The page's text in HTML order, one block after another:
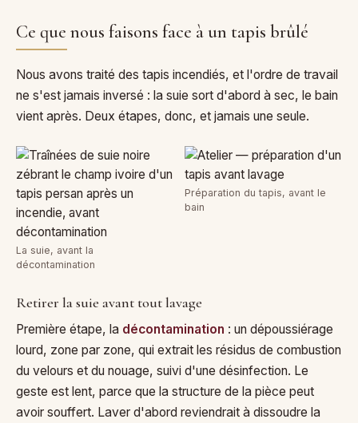
Ce que nous faisons face à un tapis brûlé
Nous avons traité des tapis incendiés, et l'ordre de travail
ne s'est jamais inversé : la suie sort d'abord à sec, le bain
vient après. Deux étapes, donc, et jamais une seule.
La suie, avant la
décontamination
Préparation du tapis, avant le
bain
Retirer la suie avant tout lavage
Première étape, la décontamination : un dépoussiérage
lourd, zone par zone, qui extrait les résidus de combustion
du velours et du nouage, suivi d'une désinfection. Le
geste est lent, parce que la structure de la pièce peut
avoir souffert. Laver d'abord reviendrait à dissoudre la